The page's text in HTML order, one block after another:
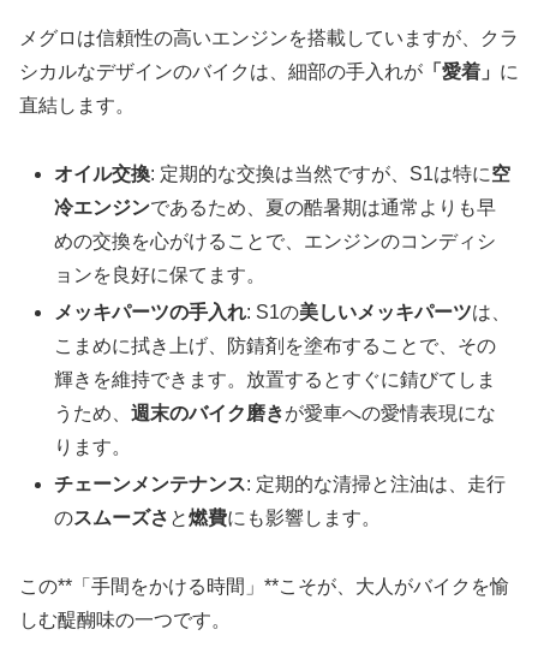
メグロは信頼性の高いエンジンを搭載していますが、クラ
シカルなデザインのバイクは、細部の手入れが 「愛着」 に
直結します。
オイル交換: 定期的な交換は当然ですが、S1は特に空
冷エンジンであるため、夏の酷暑期は通常よりも早
めの交換を心がけることで、エンジンのコンディシ
ョンを良好に保てます。
メッキパーツの手入れ: S1の美しいメッキパーツは、
こまめに拭き上げ、防錆剤を塗布することで、その
輝きを維持できます。放置するとすぐに錆びてしま
うため、週末のバイク磨きが愛車への愛情表現にな
ります。
チェーンメンテナンス: 定期的な清掃と注油は、走行
のスムーズさ と燃費にも影響します。
この**「手間をかける時間」**こそが、大人がバイクを愉
しむ醍醐味の一つです。